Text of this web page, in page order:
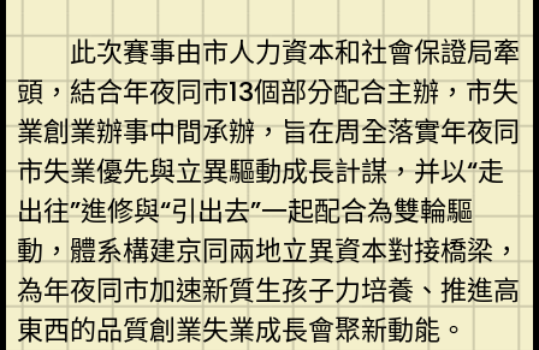
此次賽事由市人力資本和社會保證局牽
頭，結合年夜同市13個部分配合主辦，市失
業創業辦事中間承辦，旨在周全落實年夜同
市失業優先與立異驅動成長計謀，并以“走
出往”進修與“引出去”一起配合為雙輪驅
動，體系構建京同兩地立異資本對接橋梁，
為年夜同市加速新質生孩子力培養、推進高
東西的品質創業失業成長會聚新動能。